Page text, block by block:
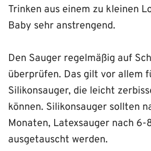
Trinken aus einem zu kleinen
Baby sehr anstrengend.
Den Sauger regelmäßig auf
überprüfen. Das gilt vor allem
Silikonsauger, die leicht
können. Silikonsauger sollten
Monaten, Latexsauger nach 6-
ausgetauscht werden.